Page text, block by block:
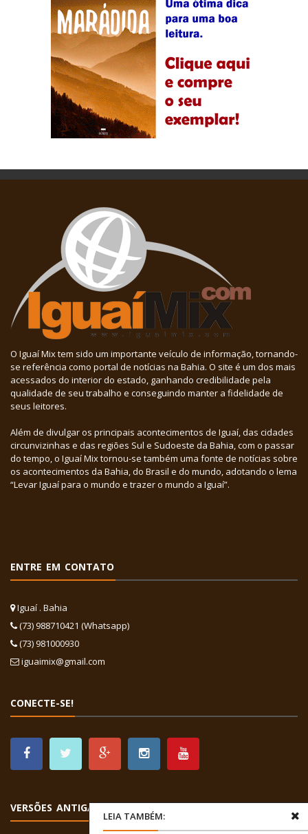
LEIA TAMBÉM:
O Iguaí Mix tem sido um importante veículo de informação, tornando-
se referência como portal de notícias na Bahia. O site é um dos mais
acessados do interior do estado, ganhando credibilidade pela
qualidade de seu trabalho e conseguindo manter a fidelidade de
seus leitores.
Além de divulgar os principais acontecimentos de Iguaí, das cidades
circunvizinhas e das regiões Sul e Sudoeste da Bahia, com o passar
do tempo, o Iguaí Mix tornou-se também uma fonte de notícias sobre
os acontecimentos da Bahia, do Brasil e do mundo, adotando o lema
“Levar Iguaí para o mundo e trazer o mundo a Iguaí”.
ENTRE EM CONTATO
Iguaí . Bahia
(73) 988710421 (Whatsapp)
(73) 981000930
iguaimix@gmail.com
CONECTE-SE!
VERSÕES ANTIGAS